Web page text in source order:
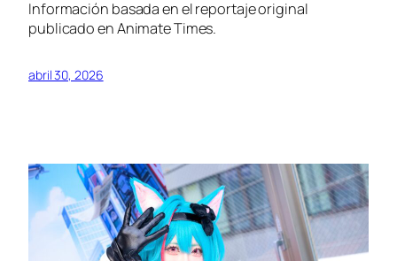
Información basada en el reportaje original
publicado en Animate Times.
abril 30, 2026